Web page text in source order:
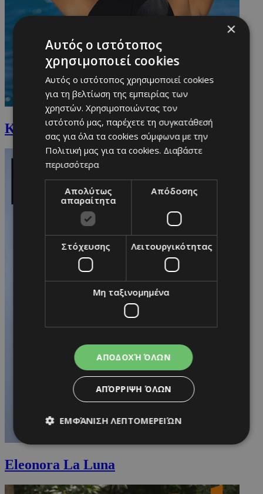
Καρολίνα Πελενδρίτου
Eleonora La Luna
×
Αυτός ο ιστότοπος
χρησιμοποιεί cookies
Αυτός ο ιστότοπος χρησιμοποιεί cookies
για τη βελτίωση της εμπειρίας των
χρηστών. Χρησιμοποιώντας τον
ιστότοπό μας, παρέχετε τη συγκατάθεσή
σας για όλα τα cookies σύμφωνα με την
Πολιτική μας για τα cookies. Διαβάστε
περισσότερα
Απολύτως
απαραίτητα
Απόδοσης
Στόχευσης Λειτουργικότητας
Μη ταξινομημένα
ΑΠΟΔΟΧΉ ΌΛΩΝ
ΑΠΌΡΡΙΨΗ ΌΛΩΝ
ΕΜΦΆΝΙΣΗ ΛΕΠΤΟΜΕΡΕΙΏΝ
Απολύτως απαραίτητα
Στόχευσης
Λειτουργικότητας